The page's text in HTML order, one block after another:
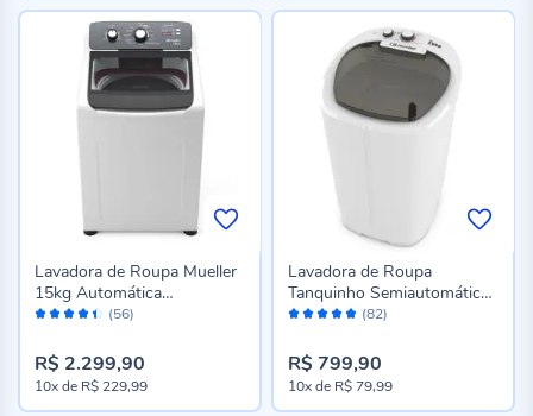
Avaliação: (56)
Lavadora de Roupa Mueller
15kg Automática
Ultracentrifugação MLA15
R$ 2.299,90
10xde R$ 229,99
Avaliação: (82)
Lavadora de Roupa
Tanquinho Semiautomático
Mueller 20kg Big
R$ 799,90
10xde R$ 79,99